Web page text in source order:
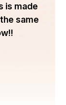
ଅଥବା
ଆଶ୍ରୟ
କରାଯାଉଛି
କରି କରି
ନିଆଯିବ
is made
same